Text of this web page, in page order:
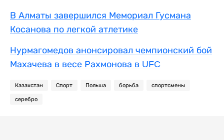
В Алматы завершился Мемориал Гусмана
Косанова по легкой атлетике
Нурмагомедов анонсировал чемпионский бой
Махачева в весе Рахмонова в UFC
Казахстан Спорт Польша борьба спортсмены
серебро